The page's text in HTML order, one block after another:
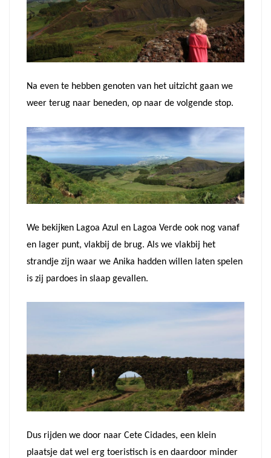
Na even te hebben genoten van het uitzicht gaan we
weer terug naar beneden, op naar de volgende stop.
We bekijken Lagoa Azul en Lagoa Verde ook nog vanaf
en lager punt, vlakbij de brug. Als we vlakbij het
strandje zijn waar we Anika hadden willen laten spelen
is zij pardoes in slaap gevallen.
Dus rijden we door naar Cete Cidades, een klein
plaatsje dat wel erg toeristisch is en daardoor minder